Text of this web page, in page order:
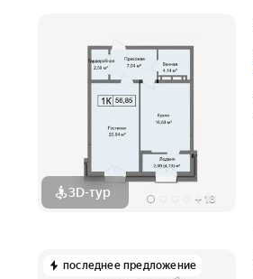
3D-тур + 18
последнее предложение